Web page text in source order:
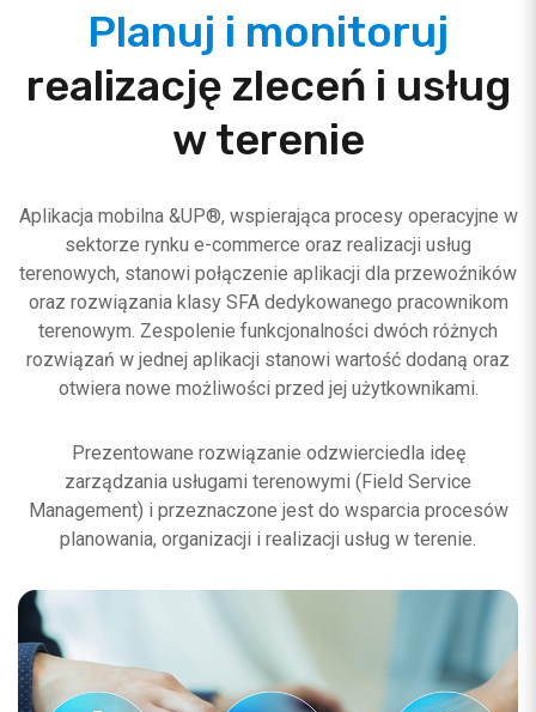
Planuj i monitoruj
realizację zleceń i usług
w terenie
Aplikacja mobilna &UP®, wspierająca procesy operacyjne w
sektorze rynku e-commerce oraz realizacji usług
terenowych, stanowi połączenie aplikacji dla przewoźników
oraz rozwiązania klasy SFA dedykowanego pracownikom
terenowym. Zespolenie funkcjonalności dwóch różnych
rozwiązań w jednej aplikacji stanowi wartość dodaną oraz
otwiera nowe możliwości przed jej użytkownikami.
Prezentowane rozwiązanie odzwierciedla ideę
zarządzania usługami terenowymi (Field Service
Management) i przeznaczone jest do wsparcia procesów
planowania, organizacji i realizacji usług w terenie.